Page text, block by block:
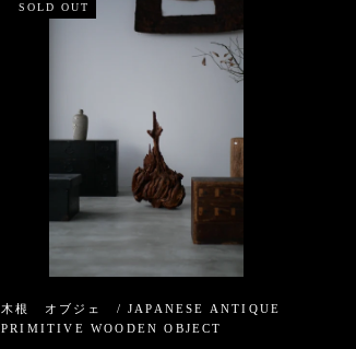
SOLD OUT
木根 オブジェ / JAPANESE ANTIQUE
PRIMITIVE WOODEN OBJECT